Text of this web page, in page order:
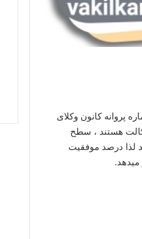
پروانه کانون وکلای
هستند ، سطح
لذا درصد موفقیت
میدهد.